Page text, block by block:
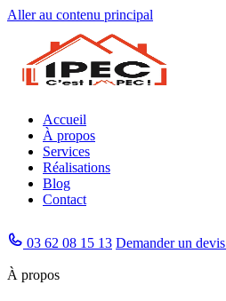
Aller au contenu principal
Accueil
À propos
Services
Réalisations
Blog
Contact
03 62 08 15 13 Demander un devis
À propos